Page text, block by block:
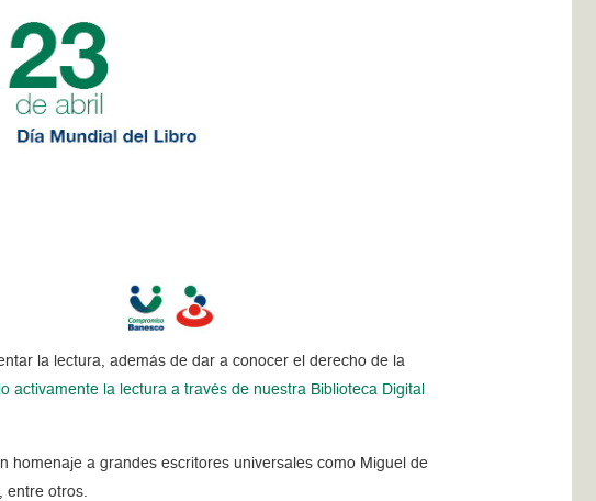
la lectura, además de dar a conocer el derecho de la
activamente la lectura a través de nuestra Biblioteca Digital
homenaje a grandes escritores universales como Miguel de
entre otros.